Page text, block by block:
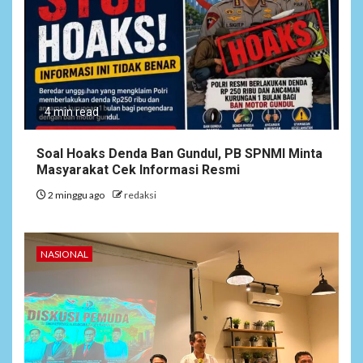
4 min read
Soal Hoaks Denda Ban Gundul, PB SPNMI Minta
Masyarakat Cek Informasi Resmi
2 minggu ago redaksi
NASIONAL
6
NEWS
Bantu Atasi Kesulitan Warga
Perbatasan, Pos Kotis
Satgas Yonarmed
13/Nanggala Distribusikan
4.000 Liter Air Bersih Gratis
di Desa Pesayah